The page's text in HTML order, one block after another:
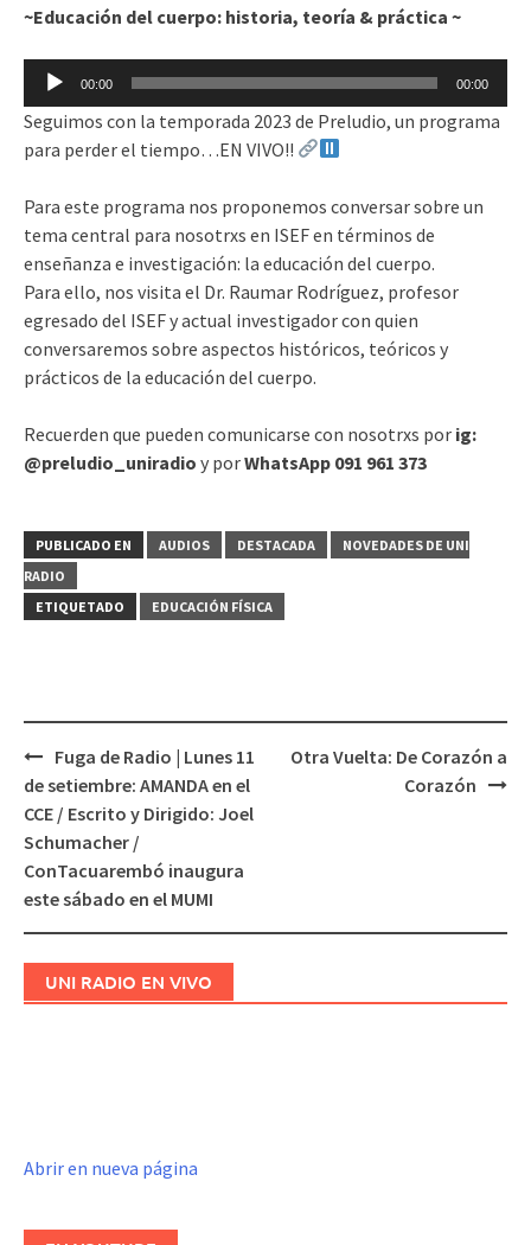
~Educación del cuerpo: historia, teoría & práctica ~
Reproductor
audio
00:00 00:00
Seguimos con la temporada 2023 de Preludio, un programa
para perder el tiempo…EN VIVO!!
Para este programa nos proponemos conversar sobre un
tema central para nosotrxs en ISEF en términos de
enseñanza e investigación: la educación del cuerpo.
Para ello, nos visita el Dr. Raumar Rodríguez, profesor
egresado del ISEF y actual investigador con quien
conversaremos sobre aspectos históricos, teóricos y
prácticos de la educación del cuerpo.
Recuerden que pueden comunicarse con nosotrxs por ig:
@preludio_uniradio y porWhatsApp 091 961 373
PUBLICADO EN AUDIOS DESTACADA
NOVEDADES DE UNI
RADIO
ETIQUETADO
EDUCACIÓN FÍSICA
Navegación
de
entradas
Fuga de Radio | Lunes 11
de setiembre: AMANDA en el
CCE / Escrito y Dirigido: Joel
Schumacher /
ConTacuarembó inaugura
este sábado en el MUMI
Otra Vuelta: De Corazón a
Corazón
UNI RADIO EN VIVO
Abrir en nueva página